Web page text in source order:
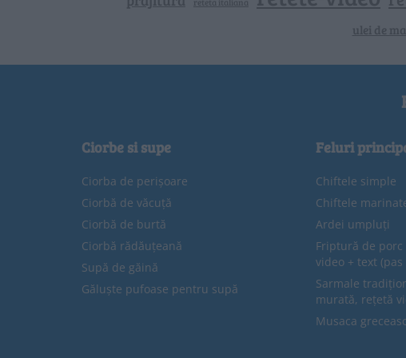
ulei de
Ciorbe si supe
Ciorba de perișoare
Ciorbă de văcuță
Ciorbă de burtă
Ciorbă rădăuțeană
Supă de găină
Găluște pufoase pentru supă
Feluri
Chiftele simple
Chiftele
Ardei umpluți
Friptură de
video + text (pas
Sarmale
murată, rețetă
Musaca